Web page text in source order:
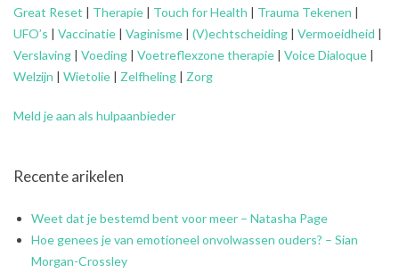
Great Reset | Therapie | Touch for Health | Trauma Tekenen |
UFO’s | Vaccinatie | Vaginisme | (V)echtscheiding | Vermoeidheid |
Verslaving | Voeding | Voetreflexzone therapie | Voice Dialoque |
Welzijn | Wietolie | Zelfheling | Zorg
Meld je aan als hulpaanbieder
Recente arikelen
Weet dat je bestemd bent voor meer – Natasha Page
Hoe genees je van emotioneel onvolwassen ouders? – Sian
Morgan-Crossley